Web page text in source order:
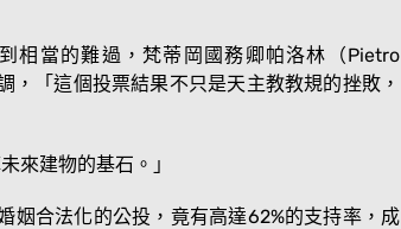
相當的難過，梵蒂岡國務卿帕洛林（Pietro
「這個投票結果不只是天主教教規的挫敗，
來建物的基石。」
姻合法化的公投，竟有高達62%的支持率，成